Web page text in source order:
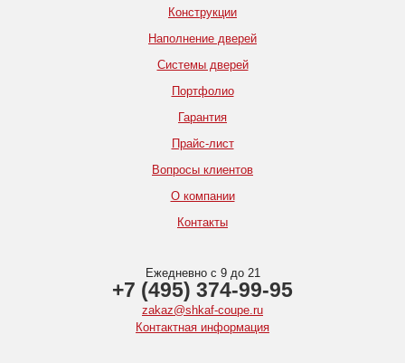
Конструкции
Наполнение дверей
Системы дверей
Портфолио
Гарантия
Прайс-лист
Вопросы клиентов
О компании
Контакты
Ежедневно с 9 до 21
+7 (495) 374-99-95
zakaz@shkaf-coupe.ru
Контактная информация